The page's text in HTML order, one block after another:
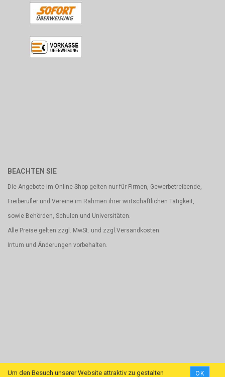
Um den Besuch unserer Website attraktiv zu gestalten OK
BEACHTEN SIE
Die Angebote im Online-Shop gelten nur für Firmen, Gewerbetreibende,
Freiberufler und Vereine im Rahmen ihrer wirtschaftlichen Tätigkeit,
sowie Behörden, Schulen und Universitäten.
Alle Preise gelten zzgl. MwSt. und zzgl.Versandkosten.
Irrtum und Änderungen vorbehalten.